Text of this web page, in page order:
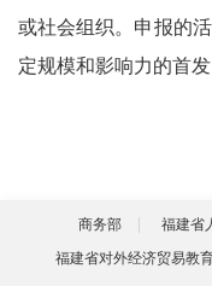
或社会组织。申报的
定规模和影响力的首发
商务部 福建省
福建省对外经济贸易教